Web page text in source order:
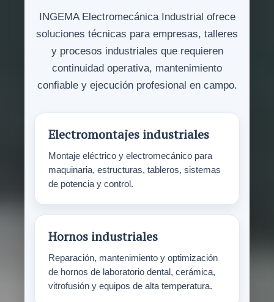
INGEMA Electromecánica Industrial ofrece
soluciones técnicas para empresas, talleres
y procesos industriales que requieren
continuidad operativa, mantenimiento
confiable y ejecución profesional en campo.
Electromontajes industriales
Montaje eléctrico y electromecánico para
maquinaria, estructuras, tableros, sistemas
de potencia y control.
Hornos industriales
Reparación, mantenimiento y optimización
de hornos de laboratorio dental, cerámica,
vitrofusión y equipos de alta temperatura.